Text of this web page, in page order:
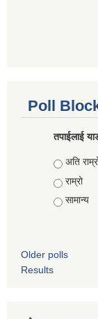
Poll
तपाईलाई
Choices
अति
राम्रो
सामान्य
Older polls
Results